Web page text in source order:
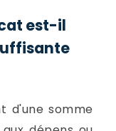
est-il
d'une somme